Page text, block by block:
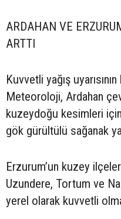
ARDAHAN VE
ARTTI
Kuvvetli yağış
Meteoroloji, Ardahan
kuzeydoğu kesimleri
gök gürültülü sağanak
Erzurum’un kuzey
Uzundere, Tortum ve
yerel olarak kuvvetli